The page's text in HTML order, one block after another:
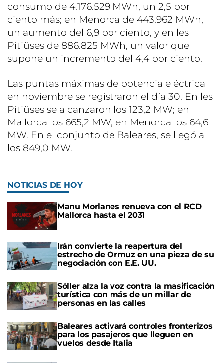
consumo de 4.176.529 MWh, un 2,5 por
ciento más; en Menorca de 443.962 MWh,
un aumento del 6,9 por ciento, y en les
Pitiüses de 886.825 MWh, un valor que
supone un incremento del 4,4 por ciento.
Las puntas máximas de potencia eléctrica
en noviembre se registraron el día 30. En les
Pitiüses se alcanzaron los 123,2 MW; en
Mallorca los 665,2 MW; en Menorca los 64,6
MW. En el conjunto de Baleares, se llegó a
los 849,0 MW.
NOTICIAS DE HOY
Manu Morlanes renueva con el RCD
Mallorca hasta el 2031
Irán convierte la reapertura del
estrecho de Ormuz en una pieza de su
negociación con E.E. UU.
Sóller alza la voz contra la masificación
turística con más de un millar de
personas en las calles
Baleares activará controles fronterizos
para los pasajeros que lleguen en
vuelos desde Italia